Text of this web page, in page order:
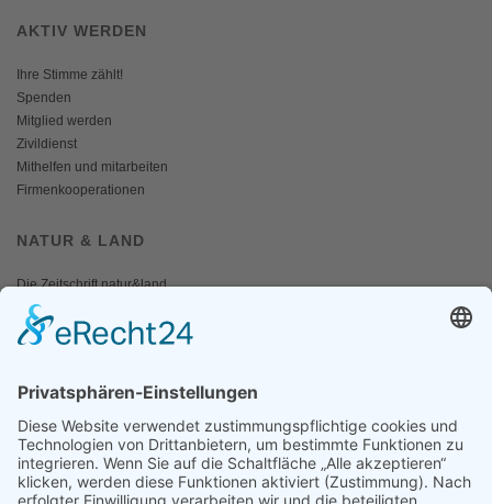
AKTIV WERDEN
Ihre Stimme zählt!
Spenden
Mitglied werden
Zivildienst
Mithelfen und mitarbeiten
Firmenkooperationen
NATUR & LAND
Die Zeitschrift natur&land
Archiv
Mediadaten
Fotos und Logos
Presseaussendungen
Presse
Presseinformationen abonnieren